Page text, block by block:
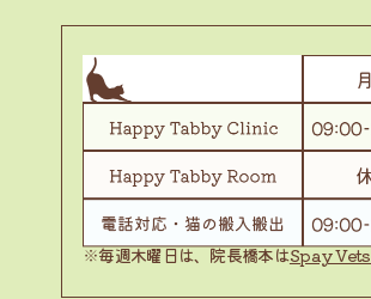
※毎週木曜日は、院長橋本はSpay